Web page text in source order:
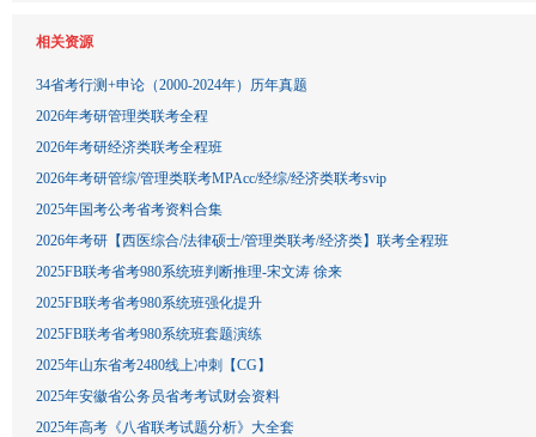
相关资源
34省考行测+申论（2000-2024年）历年真题
2026年考研管理类联考全程
2026年考研经济类联考全程班
2026年考研管综/管理类联考MPAcc/经综/经济类联考svip
2025年国考公考省考资料合集
2026年考研【西医综合/法律硕士/管理类联考/经济类】联考全程班
2025FB联考省考980系统班判断推理-宋文涛 徐来
2025FB联考省考980系统班强化提升
2025FB联考省考980系统班套题演练
2025年山东省考2480线上冲刺【CG】
2025年安徽省公务员省考考试财会资料
2025年高考《八省联考试题分析》大全套